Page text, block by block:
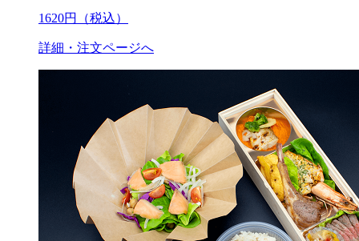
1620円（税込）
詳細・注文ページへ